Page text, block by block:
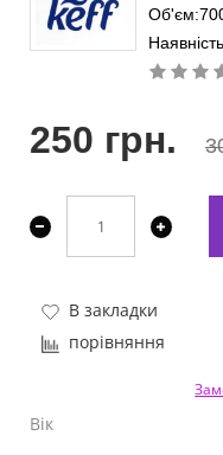
250 грн.
В закладки
порівняння
Вік